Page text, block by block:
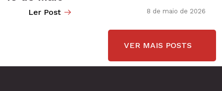
VER MAIS POSTS
Ler Post 8 de maio de 2026